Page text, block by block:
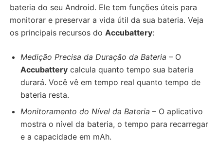
bateria do seu Android. Ele tem funções úteis para
monitorar e preservar a vida útil da sua bateria. Veja
os principais recursos do Accubattery:
Medição Precisa da Duração da Bateria – O
Accubattery calcula quanto tempo sua bateria
durará. Você vê em tempo real quanto tempo de
bateria resta.
Monitoramento do Nível da Bateria – O aplicativo
mostra o nível da bateria, o tempo para recarregar
e a capacidade em mAh.